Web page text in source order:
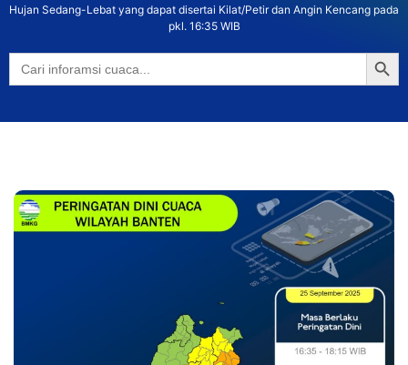
Hujan Sedang-Lebat yang dapat disertai Kilat/Petir dan Angin Kencang pada
pkl. 16:35 WIB
Search
for: